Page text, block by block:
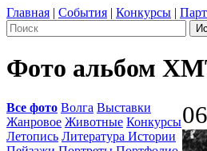
Главная | События | Конкурсы |
Фото альбом
Все фото Волга Выставки
Жанровое Животные Конкурсы
Летопись Литература Истории